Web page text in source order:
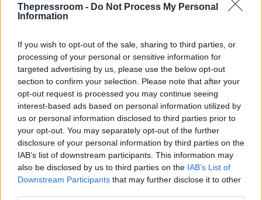
Thepressroom - Do Not Process My Personal
Information
If you wish to opt-out of the sale, sharing to third parties, or
processing of your personal or sensitive information for
targeted advertising by us, please use the below opt-out
section to confirm your selection. Please note that after your
opt-out request is processed you may continue seeing
interest-based ads based on personal information utilized by
us or personal information disclosed to third parties prior to
your opt-out. You may separately opt-out of the further
disclosure of your personal information by third parties on the
IAB’s list of downstream participants. This information may
also be disclosed by us to third parties on the IAB’s List of
Downstream Participants that may further disclose it to other
προδιαγραφές για τη λειτουργία τους ως κύριας
χρήσης δικαστικής αίθουσας.
Η πραγματογνωμοσύνη εξέτασε, μεταξύ άλλων,
τη νομιμότητα των κτιριακών εγκαταστάσεων, την
επάρκεια και καταλληλότητα των χώρων, καθώς
και ζητήματα που αφορούν την προσβασιμότητα
ατόμων με αναπηρία μέσω ανελκυστήρα ή άλλων
σχετικών υποδομών.
Στο πλαίσιο της ίδιας διαδικασίας κλήθηκε επίσης
αρμόδιο στέλεχος του υπουργείου Δικαιοσύνης,
προκειμένου να ενημερώσει τις δικαστικές αρχές
για τις τεχνικές παρεμβάσεις και τις εργασίες που
πραγματοποιήθηκαν μετά την παραχώρηση της